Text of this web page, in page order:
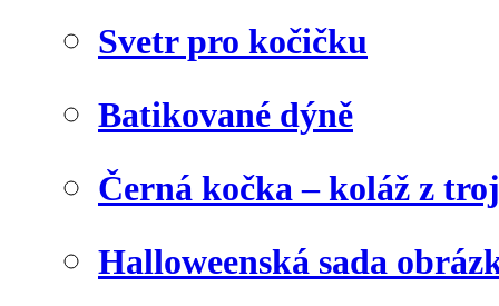
Svetr pro kočičku
Batikované dýně
Černá kočka – koláž z
Halloweenská sada